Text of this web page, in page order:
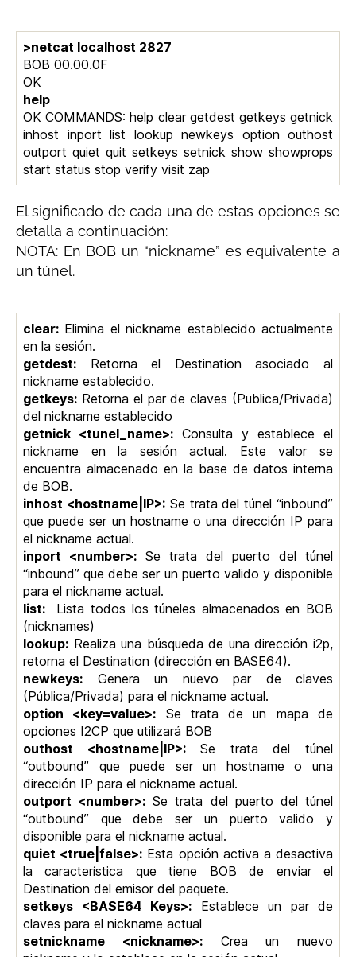
>netcat localhost 2827
BOB 00.00.0F
OK
help
OK COMMANDS: help clear getdest getkeys getnick
inhost inport list lookup newkeys option outhost
outport quiet quit setkeys setnick show showprops
start status stop verify visit zap
El significado de cada una de estas opciones se
detalla a continuación:
NOTA: En BOB un “nickname” es equivalente a
un túnel.
clear: Elimina el nickname establecido actualmente
en la sesión.
getdest: Retorna el Destination asociado al
nickname establecido.
getkeys: Retorna el par de claves (Publica/Privada)
del nickname establecido
getnick <tunel_name>: Consulta y establece el
nickname en la sesión actual. Este valor se
encuentra almacenado en la base de datos interna
de BOB.
inhost <hostname|IP>:Se trata del túnel “inbound”
que puede ser un hostname o una dirección IP para
el nickname actual.
inport <number>: Se trata del puerto del túnel
“inbound” que debe ser un puerto valido y disponible
para el nickname actual.
list:
Lista todos los túneles almacenados en BOB
(nicknames)
lookup: Realiza una búsqueda de una dirección i2p,
retorna el Destination (dirección en BASE64).
newkeys: Genera un nuevo par de claves
(Pública/Privada) para el nickname actual.
option <key=value>: Se trata de un mapa de
opciones I2CP que utilizará BOB
outhost <hostname|IP>:Se trata del túnel
“outbound” que puede ser un hostname o una
dirección IP para el nickname actual.
outport <number>: Se trata del puerto del túnel
“outbound” que debe ser un puerto valido y
disponible para el nickname actual.
quiet <true|false>: Esta opción activa a desactiva
la característica que tiene BOB de enviar el
Destination del emisor del paquete.
setkeys <BASE64 Keys>: Establece un par de
claves para el nickname actual
setnickname <nickname>:Crea un nuevo